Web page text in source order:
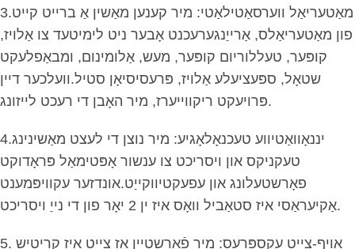
3.מאַטעריאַל ווערסאַטילאַטי: מיר קענען מאַשין אַ ברייט קייט
פון מאַטעריאַלס, אַרייַנגערעכנט אָבער ניט לימיטעד צו אַלויז,
קופּער, טעללוריום קופּער, מעש, אַלומינום, ומבאַפלעקט
שטאָל, ספּעציעלע אַלויז, פּרעסיסיאָן סטיל.וועלכער דיין
פּרויעקט ריקווייערז, מיר האָבן די רעכט לייזונג.
4.יננאָוואַטיווע טעכנאָלאָגיע: מיר נוצן די לעצט מאַשינינג
טעקניקס און ויסריכט צו ענשור אָפּטימאַל פּראָדוקט
פאָרשטעלונג און עפעקטיווקייַט.אונדזער עקוויפּמענט
אַקיעראַסי איז סטאַביל וואָס איז ין 2 יאָר פון די נייַ ויסריכט.
5. אויף-צייט עקספּרעס: מיר פֿאַרשטיין אַז צייט איז קריטיש